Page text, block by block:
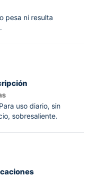
pesa ni resulta
uso diario, sin
sobresaliente.